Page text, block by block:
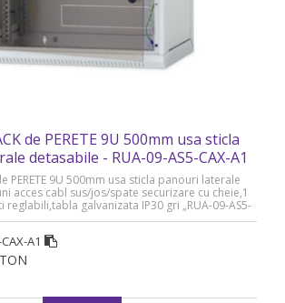
de PERETE 9U 500mm usa sticla
detasabile - RUA-09-AS5-CAX-A1
PERETE 9U 500mm usa sticla panouri laterale
acces cabl sus/jos/spate securizare cu cheie,1
galvanizata IP30 gri „RUA-09-AS5-
CAX-A1”
A1